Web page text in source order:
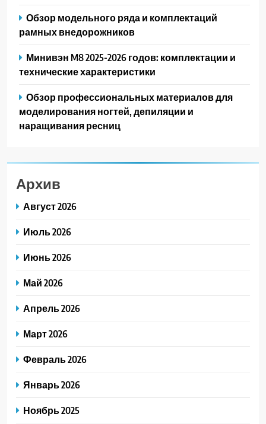
Обзор модельного ряда и комплектаций
рамных внедорожников
Минивэн M8 2025-2026 годов: комплектации и
технические характеристики
Обзор профессиональных материалов для
моделирования ногтей, депиляции и
наращивания ресниц
Архив
Август 2026
Июль 2026
Июнь 2026
Май 2026
Апрель 2026
Март 2026
Февраль 2026
Январь 2026
Ноябрь 2025